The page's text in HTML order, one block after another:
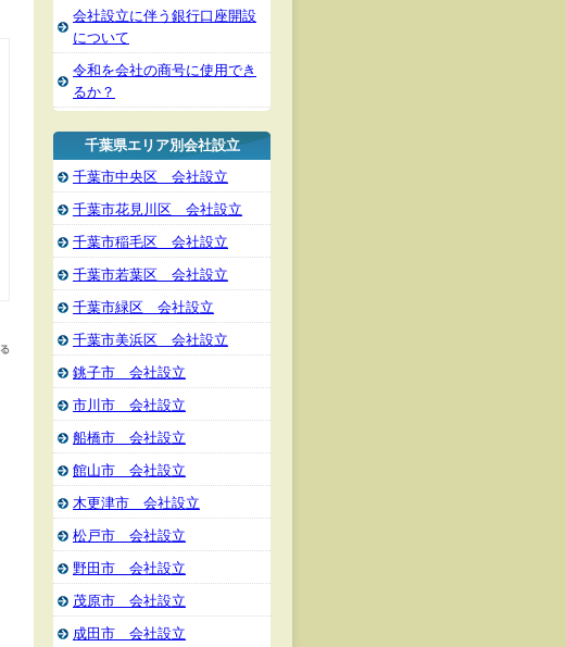
会社設立に伴う銀行口座開設
について
令和を会社の商号に使用でき
るか？
千葉県エリア別会社設立
千葉市中央区 会社設立
千葉市花見川区 会社設立
千葉市稲毛区 会社設立
千葉市若葉区 会社設立
千葉市緑区 会社設立
千葉市美浜区 会社設立
銚子市 会社設立
市川市 会社設立
船橋市 会社設立
館山市 会社設立
木更津市 会社設立
松戸市 会社設立
野田市 会社設立
茂原市 会社設立
成田市 会社設立